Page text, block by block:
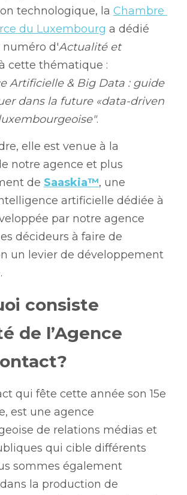
technologique, la Chambre
du Luxembourg a dédié
numéro d'Actualité et
Artificielle & Big Data : guide
dans la future «data-driven
.
elle est venue à la
notre agence et plus
de Saaskia™, une
artificielle dédiée à
par notre agence
décideurs à faire de
un levier de développement
consiste
de l’Agence
qui fête cette année son 15e
est une agence
de relations médias et
qui cible différents
sommes également
la production de